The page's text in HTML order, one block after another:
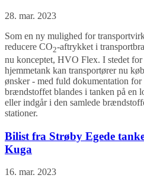
28. mar. 2023
Som en ny mulighed for
reducere CO2-aftrykket i
nu konceptet, HVO Flex. I stedet
hjemmetank kan transportører nu
ønsker - med fuld dokumentation
brændstoffet blandes i tanken på en
eller indgår i den samlede
stationer.
Bilist fra Strøby Egede
Kuga
16. mar. 2023